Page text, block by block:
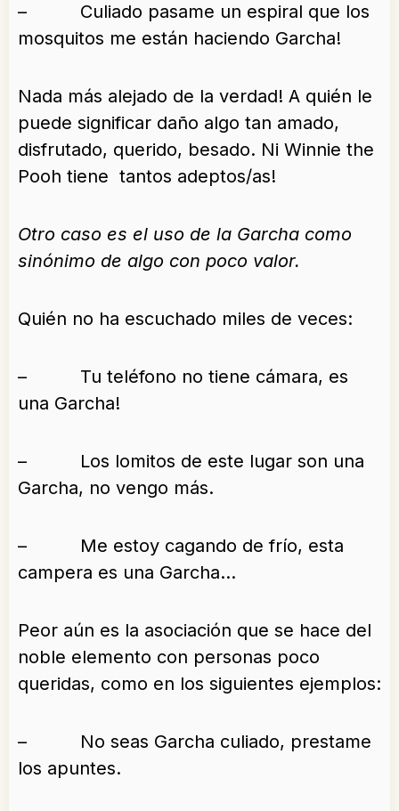
– Culiado pasame un espiral que los
mosquitos me están haciendo Garcha!
Nada más alejado de la verdad! A quién le
puede significar daño algo tan amado,
disfrutado, querido, besado. Ni Winnie the
Pooh tiene tantos adeptos/as!
Otro caso es el uso de la Garcha como
sinónimo de algo con poco valor.
Quién no ha escuchado miles de veces:
– Tu teléfono no tiene cámara, es
una Garcha!
– Los lomitos de este lugar son una
Garcha, no vengo más.
– Me estoy cagando de frío, esta
campera es una Garcha…
Peor aún es la asociación que se hace del
noble elemento con personas poco
queridas, como en los siguientes ejemplos:
– No seas Garcha culiado, prestame
los apuntes.